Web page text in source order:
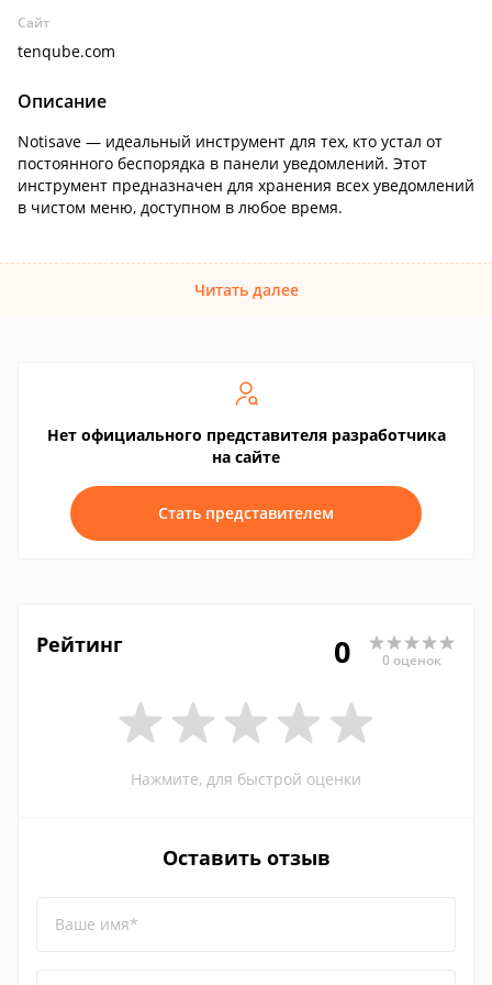
Сайт
tenqube.com
Описание
Notisave — идеальный инструмент для тех, кто устал от
постоянного беспорядка в панели уведомлений. Этот
инструмент предназначен для хранения всех уведомлений
в чистом меню, доступном в любое время.
Читать далее
Нет официального представителя разработчика
на сайте
Стать представителем
Рейтинг 0 0 оценок
Нажмите, для быстрой оценки
Оставить отзыв
Ваше имя*